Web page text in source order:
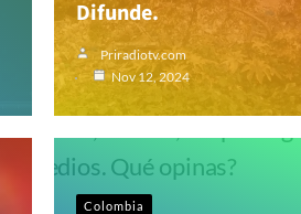
Difunde.
Priradiotv.com
Nov 12, 2024
Colombia